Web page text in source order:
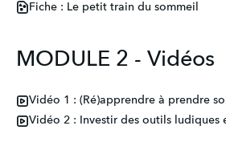
Fiche : Le petit train du sommeil
MODULE 2 - Vidéos
Vidéo 1 : (Ré)apprendre à prendre